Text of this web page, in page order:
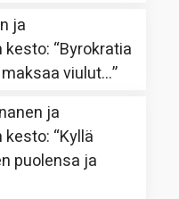
ja
kesto: “Byrokratia
viulut…”
ja
kesto: “Kyllä
puolensa ja